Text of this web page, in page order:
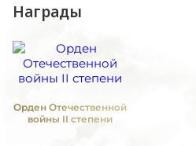
Награды
Орден Отечественной
войны II степени